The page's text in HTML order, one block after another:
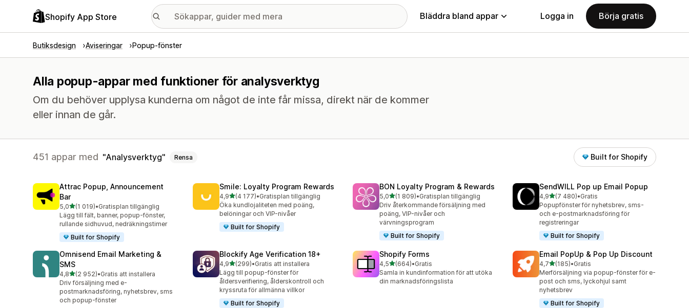
Shopify App Store Bläddra bland appar Logga in Börja gratis
Butiksdesign Aviseringar Popup-fönster
Alla popup-appar med funktioner för analysverktyg
Om du behöver upplysa kunderna om något de inte får missa, direkt när de kommer
eller innan de går.
451 appar med Analysverktyg Rensa Built for Shopify
Attrac Popup, Announcement
Bar
5,0av 5 stjärnor
(1 019)
1019 recensioner totalt
•Gratisplan tillgänglig
Lägg till fält, banner, popup-fönster,
rullande sidhuvud, nedräkningstimer
Built for Shopify
Smile: Loyalty Program Rewards
4,9av 5 stjärnor
(4 177)
4177 recensioner totalt
•Gratisplan tillgänglig
Öka kundlojaliteten med poäng,
belöningar och VIP-nivåer
Built for Shopify
BON Loyalty Program & Rewards
5,0av 5 stjärnor
(1 809)
1809 recensioner totalt
•Gratisplan tillgänglig
Driv återkommande försäljning med
poäng, VIP-nivåer och
värvningsprogram
Built for Shopify
SendWILL Pop up Email Popup
4,9av 5 stjärnor
(7 480)
7480 recensioner totalt
•Gratis
Popupfönster för nyhetsbrev, sms-
och e-postmarknadsföring för
registreringar
Built for Shopify
Omnisend Email Marketing &
SMS
4,8av 5 stjärnor
(2 952)
2952 recensioner totalt
•Gratis att installera
Driv försäljning med e-
postmarknadsföring, nyhetsbrev, sms
och popup-fönster
Blockify Age Verification 18+
4,9av 5 stjärnor
(299)
299 recensioner totalt
•Gratis att installera
Lägg till popup-fönster för
åldersverifiering, ålderskontroll och
kryssruta för allmänna villkor
Built for Shopify
Shopify Forms
4,5av 5 stjärnor
(664)
664 recensioner totalt
•Gratis
Samla in kundinformation för att utöka
din marknadsföringslista
Email PopUp & Pop Up Discount
4,7av 5 stjärnor
(185)
185 recensioner totalt
•Gratis
Merförsäljning via popup-fönster för e-
post och sms, lyckohjul samt
nyhetsbrev
Built for Shopify